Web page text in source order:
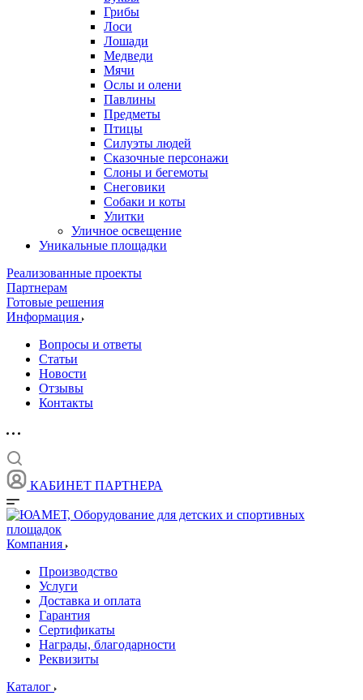
Грибы
Лоси
Лошади
Медведи
Мячи
Ослы и олени
Павлины
Предметы
Птицы
Силуэты людей
Сказочные персонажи
Слоны и бегемоты
Снеговики
Собаки и коты
Улитки
Уличное освещение
Уникальные площадки
Реализованные проекты
Партнерам
Готовые решения
Информация
Вопросы и ответы
Статьи
Новости
Отзывы
Контакты
КАБИНЕТ ПАРТНЕРА
Компания
Производство
Услуги
Доставка и оплата
Гарантия
Сертификаты
Награды, благодарности
Реквизиты
Каталог